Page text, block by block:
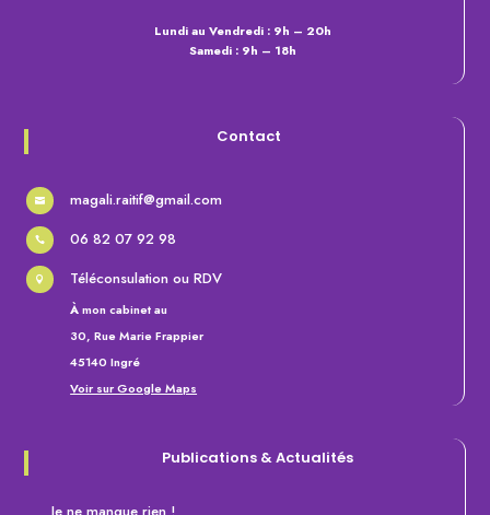
Lundi au Vendredi : 9h – 20h
Samedi : 9h – 18h
Contact
 magali.raitif@gmail.com
 06 82 07 92 98
 Téléconsulation ou RDV
Àmon cabinet au
30, Rue Marie Frappier
45140 Ingré
Voir sur Google Maps
Publications &Actualités